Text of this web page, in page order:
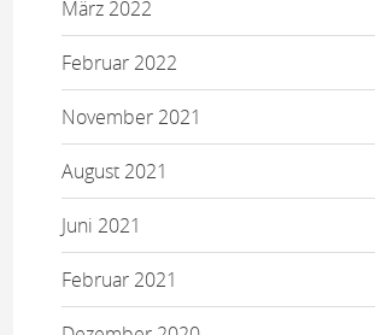
März 2022
Februar 2022
November 2021
August 2021
Juni 2021
Februar 2021